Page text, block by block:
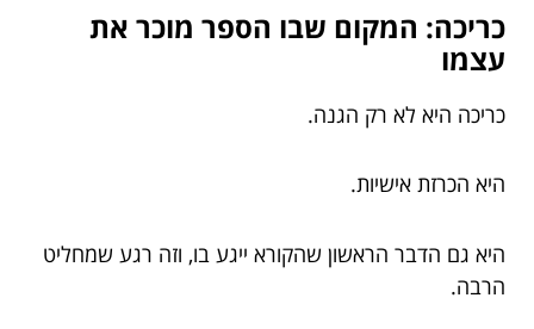
כריכה: המקום שבו הספר מוכר את
עצמו
כריכה היא לא רק הגנה.
היא הכרזת אישיות.
היא גם הדבר הראשון שהקורא ייגע בו, וזה רגע שמחליט
הרבה.